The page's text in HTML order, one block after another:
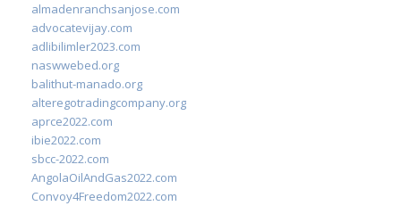
almadenranchsanjose.com
advocatevijay.com
adlibilimler2023.com
naswwebed.org
balithut-manado.org
alteregotradingcompany.org
aprce2022.com
ibie2022.com
sbcc-2022.com
AngolaOilAndGas2022.com
Convoy4Freedom2022.com